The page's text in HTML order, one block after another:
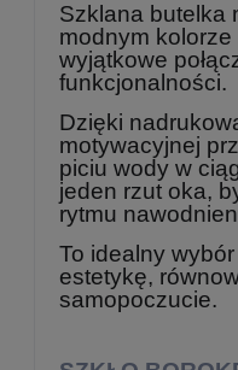
Szklana butelka
modnym
wyjątkowe
funkcjonalności.
Dzięki
motywacyjnej
piciu wody w
jeden rzut oka,
rytmu
To idealny
estetykę,
samopoczucie.